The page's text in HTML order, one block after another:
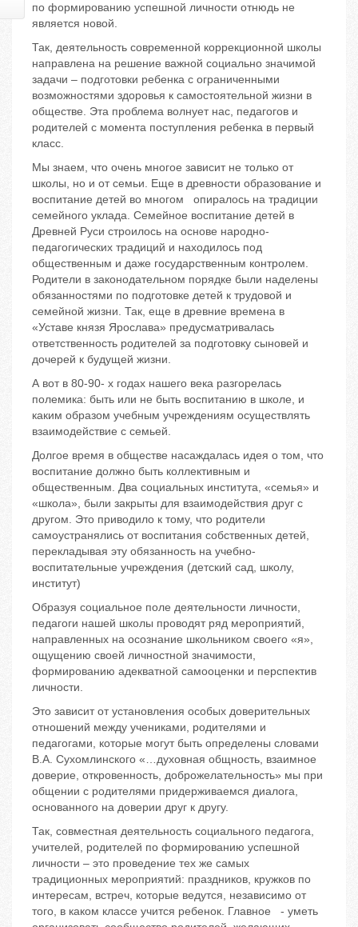
по формированию успешной личности отнюдь не
является новой.
Так, деятельность современной коррекционной школы
направлена на решение важной социально значимой
задачи – подготовки ребенка с ограниченными
возможностями здоровья к самостоятельной жизни в
обществе. Эта проблема волнует нас, педагогов и
родителей с момента поступления ребенка в первый
класс.
Мы знаем, что очень многое зависит не только от
школы, но и от семьи. Еще в древности образование и
воспитание детей во многом опиралось на традиции
семейного уклада. Семейное воспитание детей в
Древней Руси строилось на основе народно-
педагогических традиций и находилось под
общественным и даже государственным контролем.
Родители в законодательном порядке были наделены
обязанностями по подготовке детей к трудовой и
семейной жизни. Так, еще в древние времена в
«Уставе князя Ярослава» предусматривалась
ответственность родителей за подготовку сыновей и
дочерей к будущей жизни.
А вот в 80-90- х годах нашего века разгорелась
полемика: быть или не быть воспитанию в школе, и
каким образом учебным учреждениям осуществлять
взаимодействие с семьей.
Долгое время в обществе насаждалась идея о том, что
воспитание должно быть коллективным и
общественным. Два социальных института, «семья» и
«школа», были закрыты для взаимодействия друг с
другом. Это приводило к тому, что родители
самоустранялись от воспитания собственных детей,
перекладывая эту обязанность на учебно-
воспитательные учреждения (детский сад, школу,
институт)
Образуя социальное поле деятельности личности,
педагоги нашей школы проводят ряд мероприятий,
направленных на осознание школьником своего «я»,
ощущению своей личностной значимости,
формированию адекватной самооценки и перспектив
личности.
Это зависит от установления особых доверительных
отношений между учениками, родителями и
педагогами, которые могут быть определены словами
В.А. Сухомлинского «…духовная общность, взаимное
доверие, откровенность, доброжелательность» мы при
общении с родителями придерживаемся диалога,
основанного на доверии друг к другу.
Так, совместная деятельность социального педагога,
учителей, родителей по формированию успешной
личности – это проведение тех же самых
традиционных мероприятий: праздников, кружков по
интересам, встреч, которые ведутся, независимо от
того, в каком классе учится ребенок. Главное - уметь